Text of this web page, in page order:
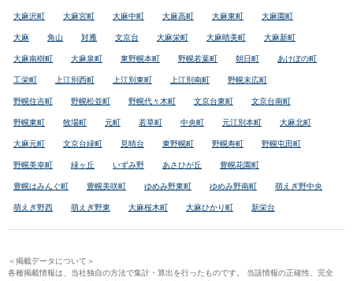
大麻沢町 大麻宮町 大麻中町 大麻高町 大麻東町 大麻園町
大麻 角山 対雁 文京台 大麻栄町 大麻晴美町 大麻新町
大麻南樹町 大麻泉町 東野幌本町 野幌若葉町 朝日町 あけぼの町
工栄町 上江別西町 上江別東町 上江別南町 野幌末広町
野幌住吉町 野幌松並町 野幌代々木町 文京台東町 文京台南町
野幌東町 牧場町 元町 若草町 中央町 元江別本町 大麻北町
大麻元町 文京台緑町 見晴台 東野幌町 野幌寿町 野幌屯田町
野幌美幸町 緑ヶ丘 いずみ野 あさひが丘 豊幌花園町
豊幌はみんぐ町 豊幌美咲町 ゆめみ野東町 ゆめみ野南町 萌えぎ野中央
萌えぎ野西 萌えぎ野東 大麻桜木町 大麻ひかり町 新栄台
＜掲載データについて＞
各種掲載情報は、当社独自の方法で集計・算出を行ったものです。 当該情報の正確性、完全